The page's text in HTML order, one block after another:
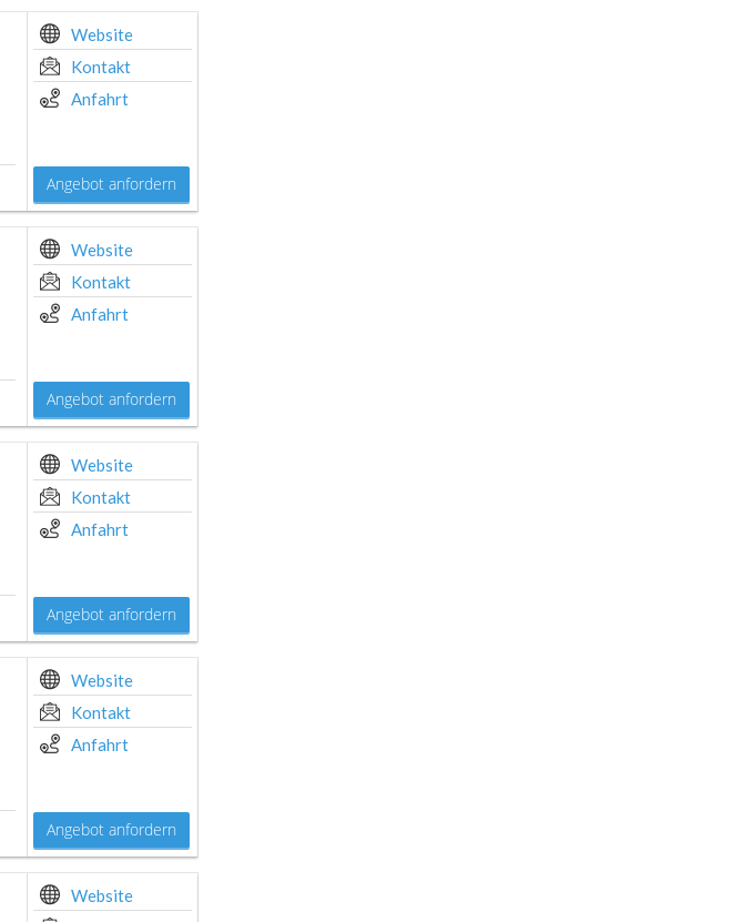
Website
Kontakt
Anfahrt
Angebot anfordern
Website
Kontakt
Anfahrt
Angebot anfordern
Website
Kontakt
Anfahrt
Angebot anfordern
Website
Kontakt
Anfahrt
Angebot anfordern
Website